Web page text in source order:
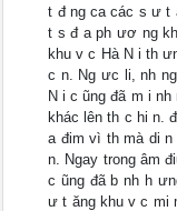
t đ ng ca các s ư t
t s đ a ph ươ ng
khu v c Hà N i th
c n. Ng ưc li, nh
N i c ũng đã m i
khác lên th c hi n.
a đim vì th mà di
n. Ngay trong âm
c ũng đã b nh h
ư t ăng khu v c mi